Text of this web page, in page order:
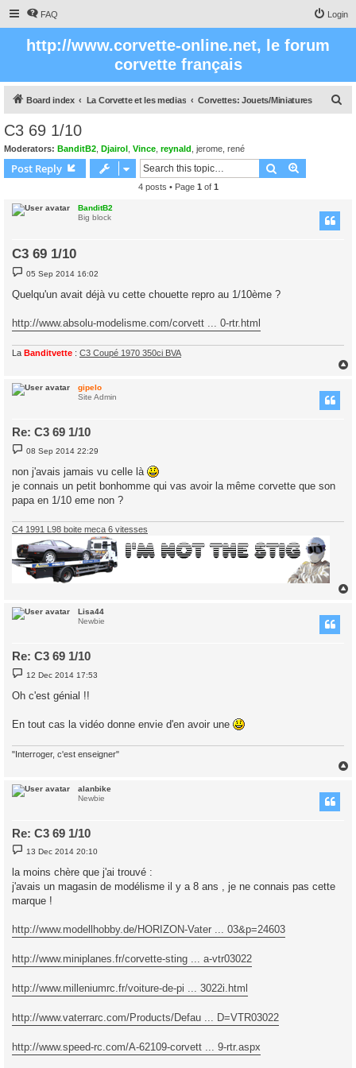
FAQ Login
http://www.corvette-online.net, le forum
corvette français
Board index La Corvette et les medias Corvettes: Jouets/Miniatures
C3 69 1/10
Moderators: BanditB2 Djairol Vince reynald jerome rené
Post Reply Search
4 posts • Page 1 of 1
BanditB2
Big block
C3 69 1/10
P
o
t
05 Sep 2014 16:02
Quelqu'un avait déjà vu cette chouette repro au 1/10ème ?
http://www.absolu-modelisme.com/corvett ... 0-rtr.html
La Banditvette : C3 Coupé 1970 350ci BVA
gipelo
Site Admin
Re: C3 69 1/10
P
o
t
08 Sep 2014 22:29
non j'avais jamais vu celle là
je connais un petit bonhomme qui vas avoir la même corvette que son
papa en 1/10 eme non ?
C4 1991 L98 boite meca 6 vitesses
Lisa44
Newbie
Re: C3 69 1/10
P
o
t
12 Dec 2014 17:53
Oh c'est génial !!
En tout cas la vidéo donne envie d'en avoir une
"Interroger, c'est enseigner"
alanbike
Newbie
Re: C3 69 1/10
P
o
t
13 Dec 2014 20:10
la moins chère que j'ai trouvé :
j'avais un magasin de modélisme il y a 8 ans , je ne connais pas cette
marque !
http://www.modellhobby.de/HORIZON-Vater ... 03&p=24603
http://www.miniplanes.fr/corvette-sting ... a-vtr03022
http://www.milleniumrc.fr/voiture-de-pi ... 3022i.html
http://www.vaterrarc.com/Products/Defau ... D=VTR03022
http://www.speed-rc.com/A-62109-corvett ... 9-rtr.aspx